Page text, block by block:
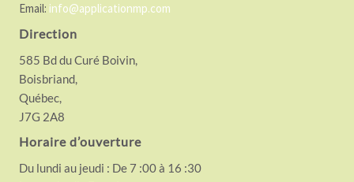
Email: info@applicationmp.com
Direction
585 Bd du Curé Boivin,
Boisbriand,
Québec,
J7G 2A8
Horaire d’ouverture
Du lundi au jeudi : De 7 :00 à 16 :30